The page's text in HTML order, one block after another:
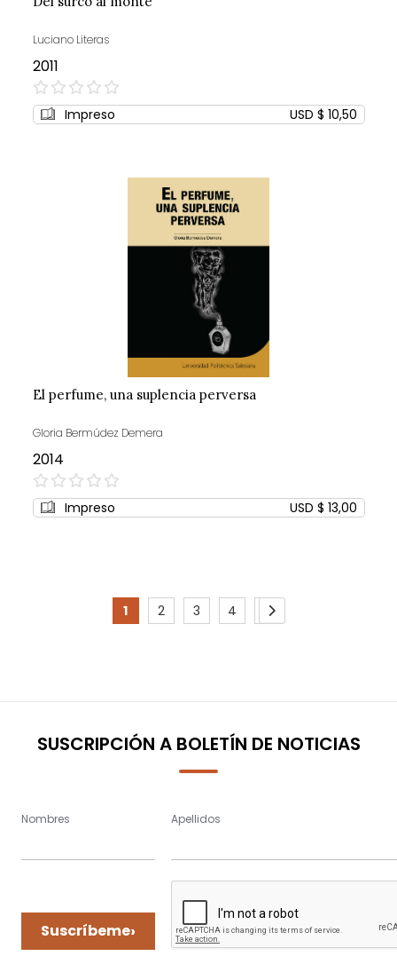
Luciano Literas
2011
0%
Impreso USD $ 10,50
El perfume, una suplencia perversa
Gloria Bermúdez Demera
2014
0%
Impreso USD $ 13,00
Page
You're
page
1
Page
2
Page
3
Page
4
Page
5
Page
Siguiente
SUSCRIPCIÓN A BOLETÍN DE NOTICIAS
Nombres Apellidos
Suscríbeme›